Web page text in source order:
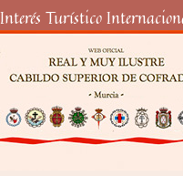
Turístico